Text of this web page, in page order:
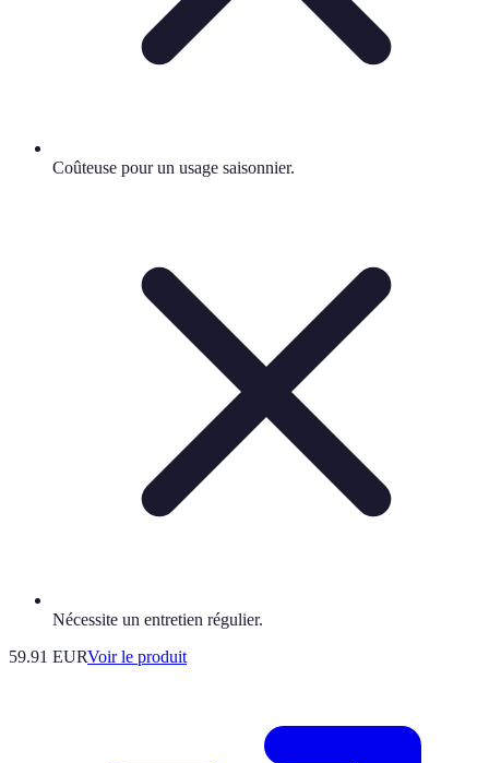
Coûteuse pour un usage saisonnier.
Nécessite un entretien régulier.
59.91 EURVoir le produit